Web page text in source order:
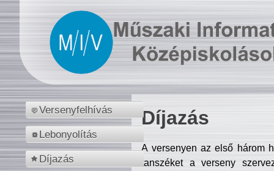
Versenyfelhívás
Lebonyolítás
Díjazás
Díjazás
A versenyen az első három
tanszéket a verseny